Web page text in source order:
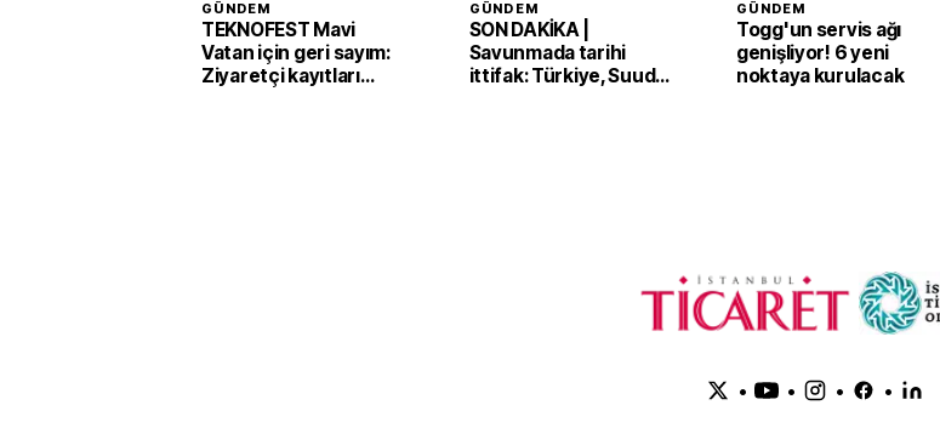
GÜNDEM
TEKNOFEST Mavi
Vatan için geri sayım:
Ziyaretçi kayıtları
GÜNDEM
SON DAKİKA |
Savunmada tarihi
ittifak: Türkiye, Suudi
GÜNDEM
Togg'un servis ağı
genişliyor! 6 yeni
noktaya kurulacak
• • • •